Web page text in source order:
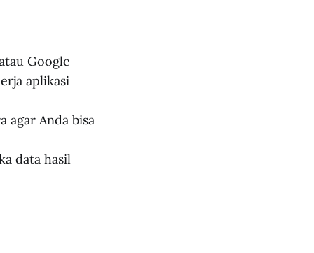
Google
aplikasi
agar Anda bisa
data hasil